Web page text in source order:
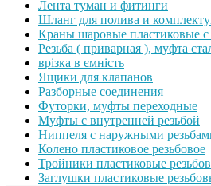
Лента туман и фитинги
Шланг для полива и
Краны шаровые пластиковые с
Резьба ( приварная ), муфта
врізка в ємність
Ящики для клапанов
Разборные соединения
Футорки, муфты переходные
Муфты с внутренней резьбой
Ниппеля с наружными
Колено пластиковое резьбовое
Тройники пластиковые
Заглушки пластиковые